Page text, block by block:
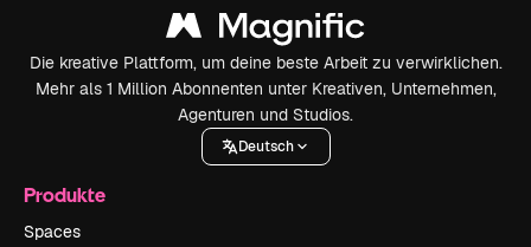
Die kreative Plattform, um deine beste Arbeit zu verwirklichen.
Mehr als 1 Million Abonnenten unter Kreativen, Unternehmen,
Agenturen und Studios.
Deutsch
Produkte
Spaces